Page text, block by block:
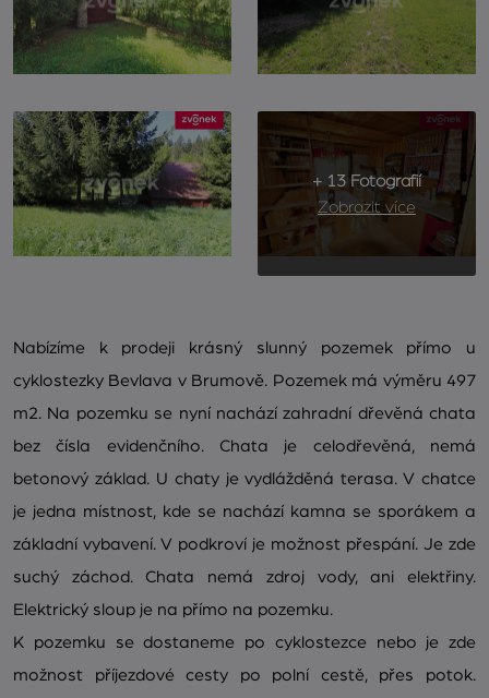
+ 13 Fotografií
Zobrazit více
Nabízíme k prodeji krásný slunný pozemek přímo u
cyklostezky Bevlava v Brumově. Pozemek má výměru 497
m2. Na pozemku se nyní nachází zahradní dřevěná chata
bez čísla evidenčního. Chata je celodřevěná, nemá
betonový základ. U chaty je vydlážděná terasa. V chatce
je jedna místnost, kde se nachází kamna se sporákem a
základní vybavení. V podkroví je možnost přespání. Je zde
suchý záchod. Chata nemá zdroj vody, ani elektřiny.
Elektrický sloup je na přímo na pozemku.
K pozemku se dostaneme po cyklostezce nebo je zde
možnost příjezdové cesty po polní cestě, přes potok.